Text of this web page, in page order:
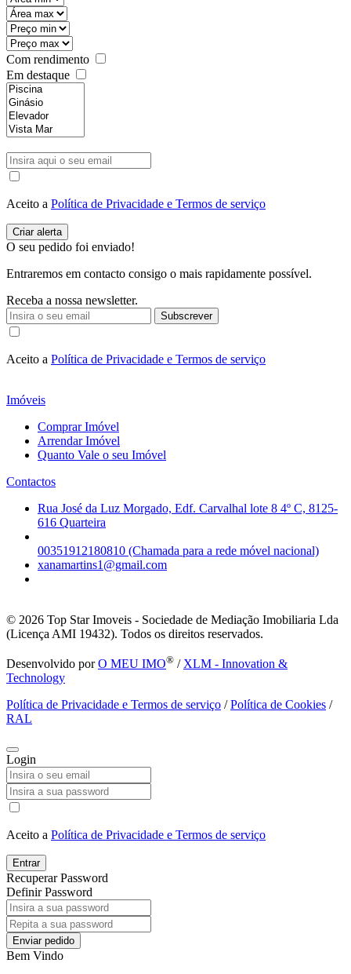
Com rendimento
Em destaque
Aceito a Política de Privacidade e Termos de serviço
O seu pedido foi enviado!
Entraremos em contacto consigo o mais rapidamente possível.
Receba a nossa newsletter.
Subscrever
Aceito a Política de Privacidade e Termos de serviço
Imóveis
Comprar Imóvel
Arrendar Imóvel
Quanto Vale o seu Imóvel
Contactos
Rua José da Luz Morgado, Edf. Carvalhal lote 8 4º C, 8125-
616 Quarteira
00351912180810 (Chamada para a rede móvel nacional)
xanamartins1@gmail.com
© 2026 Top Star Imoveis - Sociedade de Mediação Imobiliaria Lda
(Licença AMI 19432). Todos os direitos reservados.
Desenvolvido porO MEU IMO® / XLM - Innovation &
Technology
Política de Privacidade e Termos de serviço /Política de Cookies /
RAL
Login
Aceito a Política de Privacidade e Termos de serviço
Entrar
Recuperar Password
Definir Password
Enviar pedido
Bem Vindo